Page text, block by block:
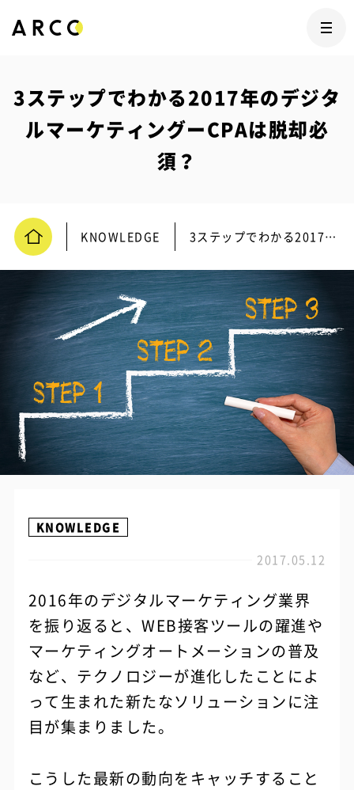
3ステップでわかる2017年のデジタ
ルマーケティングーCPAは脱却必
須？
KNOWLEDGE 3ステップでわかる2017年のデジタルマーケティングーCPAは脱却必須？
KNOWLEDGE
2017.05.12
2016年のデジタルマーケティング業界
を振り返ると、WEB接客ツールの躍進や
マーケティングオートメーションの普及
など、テクノロジーが進化したことによ
って生まれた新たなソリューションに注
目が集まりました。
こうした最新の動向をキャッチすること